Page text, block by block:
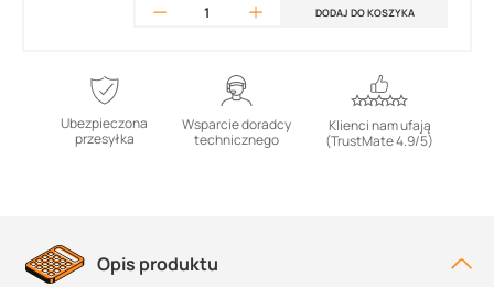
DODAJ DO KOSZYKA
Ubezpieczona
przesyłka
Wsparcie doradcy
technicznego
Klienci nam ufają
(TrustMate 4.9/5)
Opis produktu